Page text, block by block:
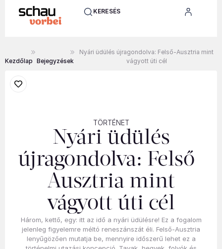
KERESÉS
Kezdőlap Bejegyzések
Nyári üdülés újragondolva: Felső-Ausztria mint
vágyott úti cél
TÖRTÉNET
Nyári üdülés
újragondolva: Felső-
Ausztria mint
vágyott úti cél
Három, kettő, egy: itt az idő a nyári üdülésre! Ez a fogalom
jelenleg figyelemre méltó reneszánszát éli. Felső-Ausztria
lenyűgözően mutatja be, mennyire időszerű lehet ez a